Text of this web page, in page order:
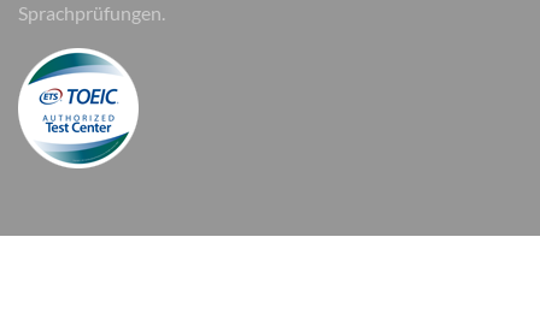
Sprachprüfungen.